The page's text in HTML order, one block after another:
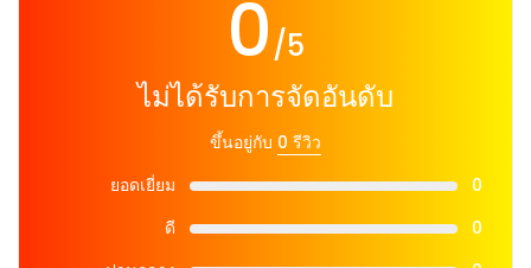
0/5
ไม่ได้รับการจัดอันดับ
ขึ้นอยู่กับ 0 รีวิว
ยอดเยี่ยม
0
ดี
0